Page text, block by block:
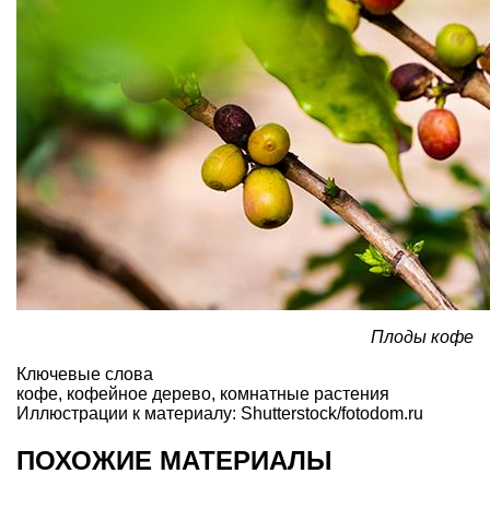
Плоды кофе
Ключевые слова
кофе, кофейное дерево, комнатные растения
Иллюстрации к материалу: Shutterstock/fotodom.ru
ПОХОЖИЕ МАТЕРИАЛЫ